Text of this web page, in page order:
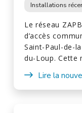
Installations
Le réseau
d’accès
Saint-Paul-de-
du-Loup. Cette
Lire la